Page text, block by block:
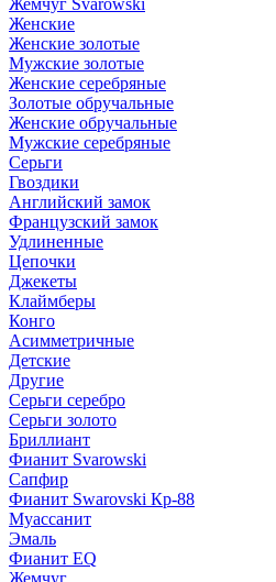
Жемчуг Svarowski
Женские
Женские золотые
Мужские золотые
Женские серебряные
Золотые обручальные
Женские обручальные
Мужские серебряные
Серьги
Гвоздики
Английский замок
Французский замок
Удлиненные
Цепочки
Джекеты
Клаймберы
Конго
Асимметричные
Детские
Другие
Серьги серебро
Серьги золото
Бриллиант
Фианит Svarowski
Сапфир
Фианит Swarovski Кр-88
Муассанит
Эмаль
Фианит EQ
Жемчуг